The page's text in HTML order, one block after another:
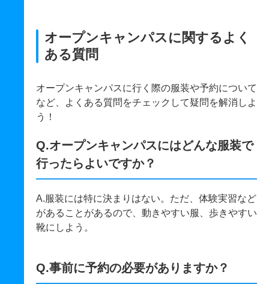
オープンキャンパスに関するよく
ある質問
オープンキャンパスに行く際の服装や予約について
など、よくある質問をチェックして疑問を解消しよ
う！
Q.オープンキャンパスにはどんな服装で
行ったらよいですか？
A.服装には特に決まりはない。ただ、体験実習など
があることがあるので、動きやすい服、歩きやすい
靴にしよう。
Q.事前に予約の必要がありますか？